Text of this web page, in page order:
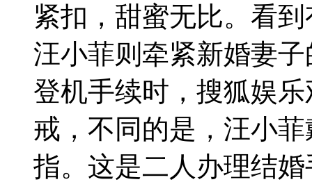
紧扣，甜蜜无比。看
汪小菲则牵紧新婚妻
登机手续时，搜狐娱
戒，不同的是，汪小
指。这是二人办理结